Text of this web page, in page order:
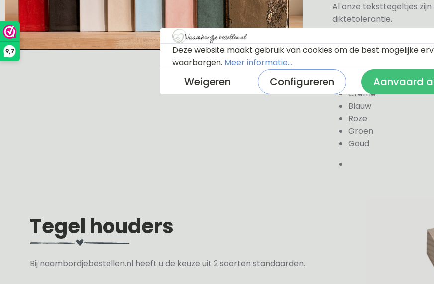
9,7
Al onze teksttegeltjes
diktetolerantie.
De afmeting is
Wij hebben de volgende
Rood
Zwart
Wit
Creme
Blauw
Roze
Groen
Goud
Tegel houders
Bij naambordjebestellen.nl heeft u de keuze uit 2 soorten standaarden.
Deze website maakt gebruik van cookies om de best mogelijke
waarborgen. Meer informatie...
Weigeren Configureren Aanvaard